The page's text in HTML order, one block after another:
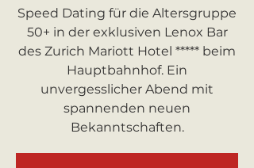
Speed Dating für die Altersgruppe
50+ in der exklusiven Lenox Bar
des Zurich Mariott Hotel ***** beim
Hauptbahnhof. Ein
unvergesslicher Abend mit
spannenden neuen
Bekanntschaften.